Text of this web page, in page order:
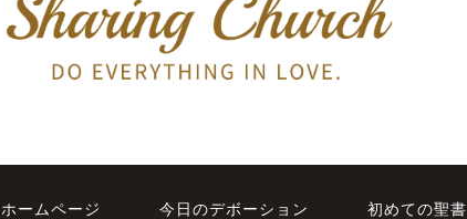
ホームページ 今日のデボーション 初めての聖書